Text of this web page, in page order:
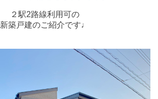
２駅2路線利用可の
新築戸建のご紹介です♩